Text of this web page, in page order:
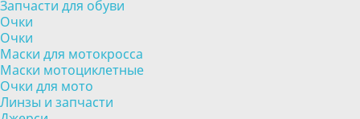
Запчасти для обуви
Очки
Очки
Маски для мотокросса
Маски мотоциклетные
Очки для мото
Линзы и запчасти